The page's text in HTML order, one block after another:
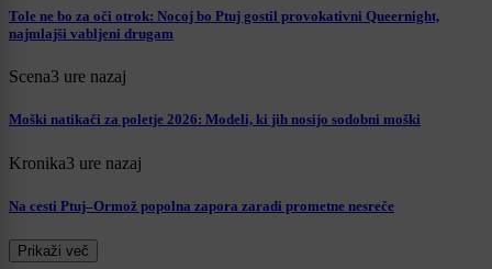
Tole ne bo za oči otrok: Nocoj bo Ptuj gostil provokativni Queernight,
najmlajši vabljeni drugam
Scena3 ure nazaj
Moški natikači za poletje 2026: Modeli, ki jih nosijo sodobni moški
Kronika3 ure nazaj
Na cesti Ptuj–Ormož popolna zapora zaradi prometne nesreče
Prikaži več